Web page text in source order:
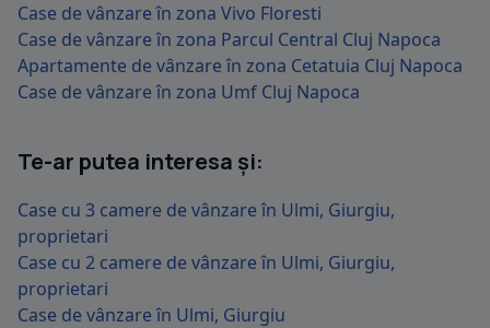
Case de vânzare în zona Vivo Floresti
Case de vânzare în zona Parcul Central Cluj Napoca
Apartamente de vânzare în zona Cetatuia Cluj Napoca
Case de vânzare în zona Umf Cluj Napoca
Te-ar putea interesa și:
Case cu 3 camere de vânzare în Ulmi, Giurgiu,
proprietari
Case cu 2 camere de vânzare în Ulmi, Giurgiu,
proprietari
Case de vânzare în Ulmi, Giurgiu